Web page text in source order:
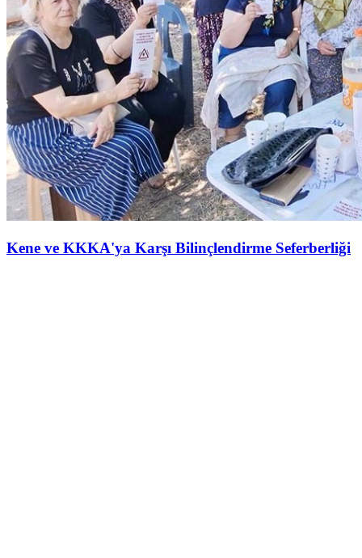
Kene ve KKKA'ya Karşı Bilinçlendirme Seferberliği